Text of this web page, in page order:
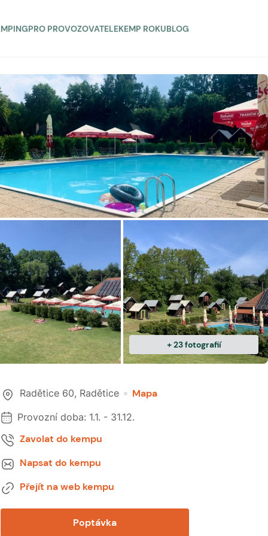
PRO PROVOZOVATELEKEMP ROKUBLOG
+23fotografií
Radětice 60, Radětice Mapa
Provozní doba: 1.1. - 31.12.
Zavolat do kempu
Napsat do kempu
Přejít na web kempu
Poptávka